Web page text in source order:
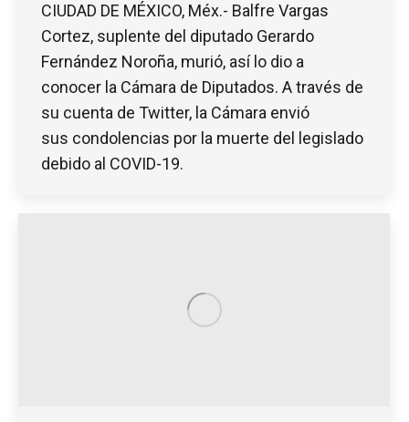
CIUDAD DE MÉXICO, Méx.- Balfre Vargas
Cortez, suplente del diputado Gerardo
Fernández Noroña, murió, así lo dio a
conocer la Cámara de Diputados. A través de
su cuenta de Twitter, la Cámara envió
sus condolencias por la muerte del legislado
debido al COVID-19.